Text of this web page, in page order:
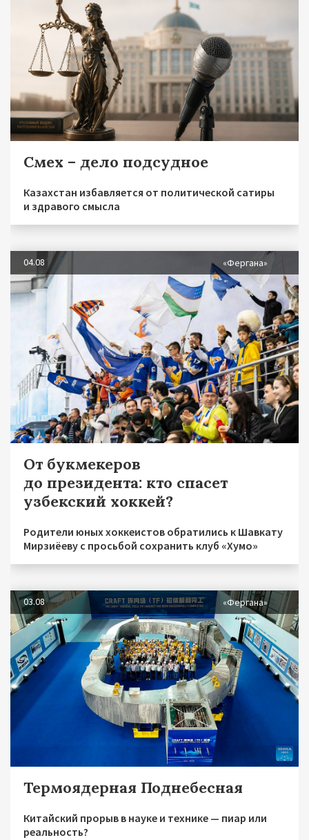
Смех – дело подсудное
Казахстан избавляется от политической сатиры
и здравого смысла
04.08 «Фергана»
От букмекеров
до президента: кто спасет
узбекский хоккей?
Родители юных хоккеистов обратились к Шавкату
Мирзиёеву с просьбой сохранить клуб «Хумо»
03.08 «Фергана»
Термоядерная Поднебесная
Китайский прорыв в науке и технике — пиар или
реальность?